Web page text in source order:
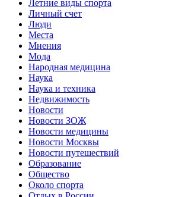
Летние виды спорта
Личный счет
Люди
Места
Мнения
Мода
Народная медицина
Наука
Наука и техника
Недвижимость
Новости
Новости ЗОЖ
Новости медицины
Новости Москвы
Новости путешествий
Образование
Общество
Около спорта